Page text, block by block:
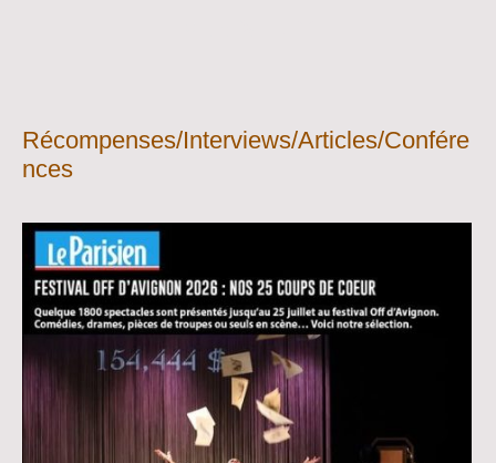
Récompenses/Interviews/Articles/Confére
nces